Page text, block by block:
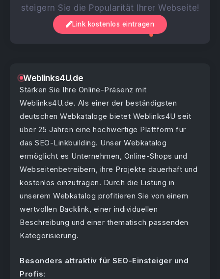
SEO: Gefunden werden statt untergehen
Energy-Drinks – Energieschub oder
Gesundheitsrisiko?
steigern Sie die Popularität Ihrer Webseite!
Link kostenlos eintragen
Weblinks4U.de
Stärken Sie Ihre Online-Präsenz mit
Weblinks4U.de. Als einer der beständigsten
deutschen Webkataloge bietet Weblinks4U seit
über 25 Jahren eine hochwertige Plattform für
das SEO-Linkbuilding. Unser Webkatalog
ermöglicht es Unternehmen, Online-Shops und
Webseitenbetreibern, ihre Projekte dauerhaft und
kostenlos einzutragen. Durch die Listung in
unserem Webkatalog profitieren Sie von einem
wertvollen Backlink, einer individuellen
Beschreibung und einer thematisch passenden
Kategorisierung.
Besonders attraktiv für SEO-Einsteiger und
Profis: